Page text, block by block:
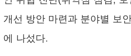
개선 방안 마련과 분야별 보
에 나섰다.